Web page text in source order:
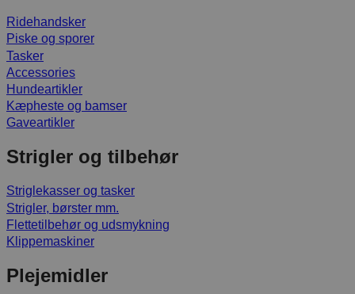
Ridehandsker
Piske og sporer
Tasker
Accessories
Hundeartikler
Kæpheste og bamser
Gaveartikler
Strigler og tilbehør
Striglekasser og tasker
Strigler, børster mm.
Flettetilbehør og udsmykning
Klippemaskiner
Plejemidler